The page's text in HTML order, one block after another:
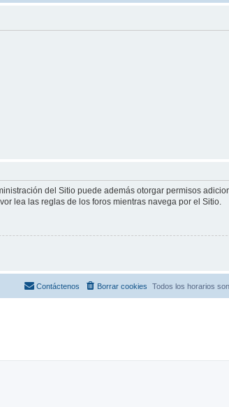
del Sitio puede además otorgar permisos
lea las reglas de los foros mientras navega por el Sitio.
Todos los horarios son
Borrar cookies
Contáctenos